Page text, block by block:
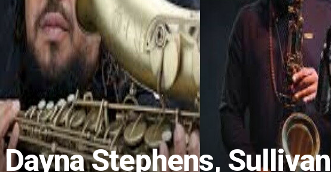
Stephens, Sullivan